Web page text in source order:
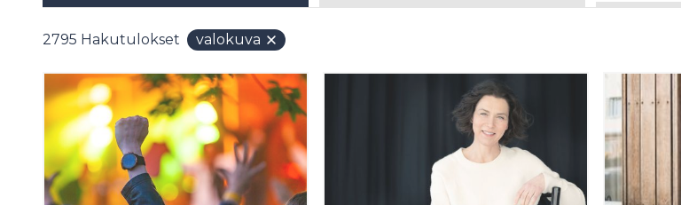
2795 Hakutulokset valokuva